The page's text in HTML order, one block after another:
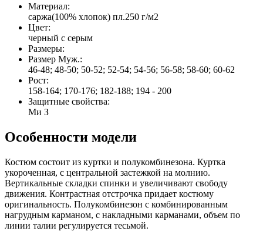
Материал:
саржа(100% хлопок) пл.250 г/м2
Цвет:
черный с серым
Размеры:
Размер Муж.:
46-48; 48-50; 50-52; 52-54; 54-56; 56-58; 58-60; 60-62
Рост:
158-164; 170-176; 182-188; 194 - 200
Защитные свойства:
Ми З
Особенности модели
Костюм состоит из куртки и полукомбинезона. Куртка
укороченная, с центральной застежкой на молнию.
Вертикальные складки спинки и увеличивают свободу
движения. Контрастная отстрочка придает костюму
оригинальность. Полукомбинезон с комбинированным
нагрудным карманом, с накладными карманами, объем по
линии талии регулируется тесьмой.